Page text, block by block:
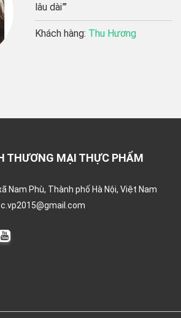
lâu dài”’
Khách hàng:Thu Hương
THƯƠNG MẠI THỰC PHẨM
Nam Phù, Thành phố Hà Nội, Việt Nam